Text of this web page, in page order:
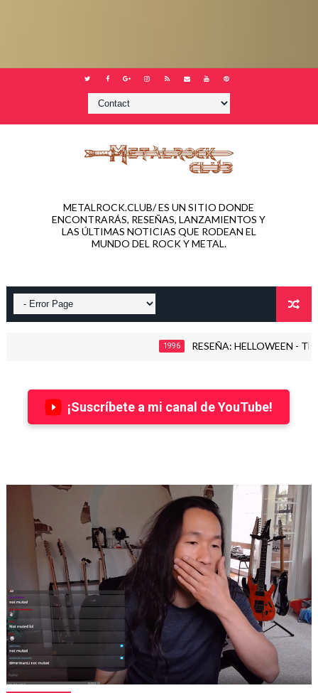
METALROCK.CLUB/ ES UN SITIO DONDE
ENCONTRARÁS, RESEÑAS, LANZAMIENTOS Y
LAS ÚLTIMAS NOTICIAS QUE RODEAN EL
MUNDO DEL ROCK Y METAL.
RESEÑA: HELLOWEEN - THE
¡Suscríbete a mi canal de YouTube!